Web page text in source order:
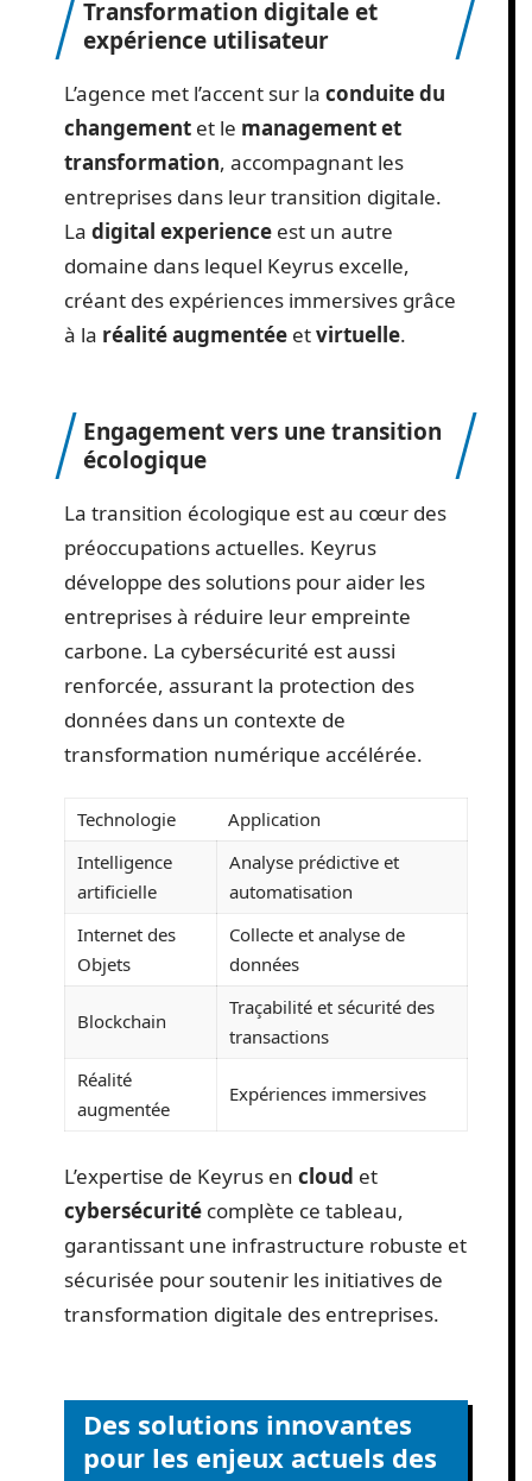
Transformation digitale et
expérience utilisateur
L’agence met l’accent sur la conduite du
changement et le management et
transformation, accompagnant les
entreprises dans leur transition digitale.
La digital experience est un autre
domaine dans lequel Keyrus excelle,
créant des expériences immersives grâce
à la réalité augmentée etvirtuelle.
Engagement vers une transition
écologique
La transition écologique est au cœur des
préoccupations actuelles. Keyrus
développe des solutions pour aider les
entreprises à réduire leur empreinte
carbone. La cybersécurité est aussi
renforcée, assurant la protection des
données dans un contexte de
transformation numérique accélérée.
Technologie
Application
Intelligence
artificielle
Analyse prédictive et
automatisation
Internet des
Objets
Collecte et analyse de
données
Blockchain
Traçabilité et sécurité des
transactions
Réalité
augmentée
Expériences immersives
L’expertise de Keyrus en cloud et
cybersécurité complète ce tableau,
garantissant une infrastructure robuste et
sécurisée pour soutenir les initiatives de
transformation digitale des entreprises.
Des solutions innovantes
pour les enjeux actuels des